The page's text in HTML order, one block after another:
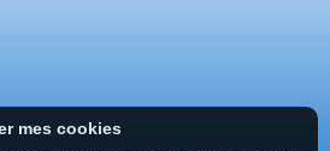
mes cookies